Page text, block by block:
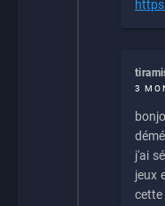
3
j'ai
jeux
cette